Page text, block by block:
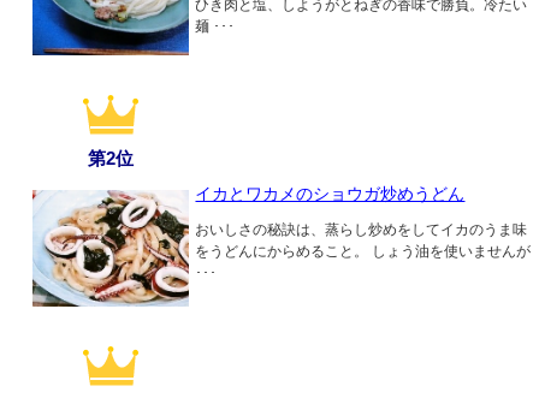
ひき肉と塩、しようがとねぎの香味で勝負。冷たい
麺 ･･･
第2位
イカとワカメのショウガ炒めうどん
おいしさの秘訣は、蒸らし炒めをしてイカのうま味
をうどんにからめること。 しょう油を使いませんが
･･･